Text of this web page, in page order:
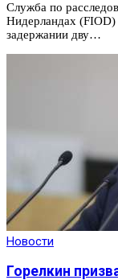
Служба по
Нидерландах (FIOD)
задержании дву…
Новости
Горелкин